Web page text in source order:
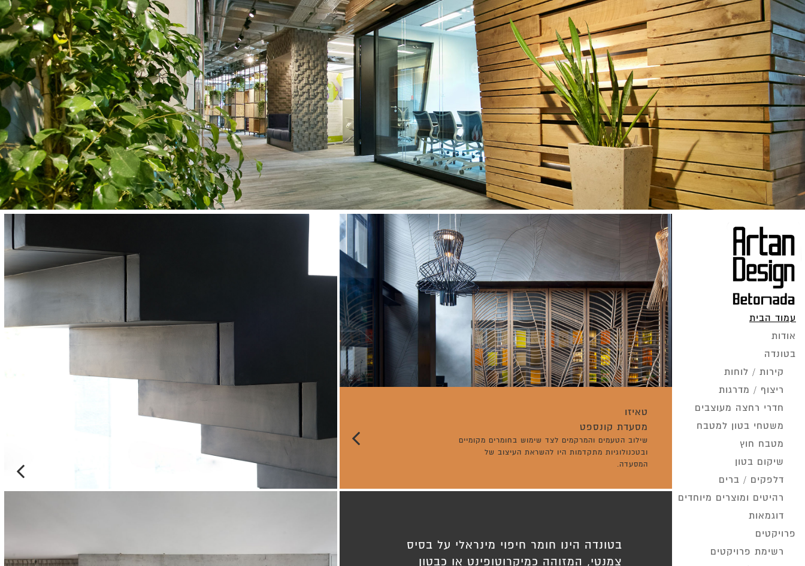
עמוד הבית
אודות
בטונדה
קירות / לוחות
ריצוף / מדרגות
חדרי רחצה מעוצבים
משטחי בטון למטבח
מטבח חוץ
שיקום בטון
דלפקים / ברים
רהיטים ומוצרים מיוחדים
דוגמאות
פרויקטים
רשימת פרויקטים
טאיזו
מסעדת קונספט
שילוב הטעמים והמרקמים לצד שימוש בחומרים מקומיים
ובטכנולוגיות מתקדמות היו להשראת העיצוב של
המסעדה.
בטונדה הינו חומר חיפוי מינראלי על בסיס
צמנטי, המזוהה כמיקרוטופינט או כבטון